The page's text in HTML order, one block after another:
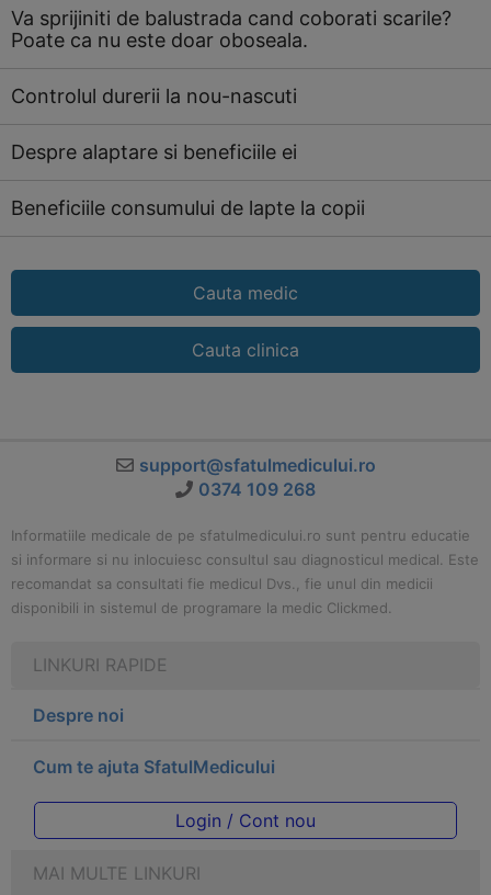
Va sprijiniti de balustrada cand coborati scarile?
Poate ca nu este doar oboseala.
Controlul durerii la nou-nascuti
Despre alaptare si beneficiile ei
Beneficiile consumului de lapte la copii
Cauta medic
Cauta clinica
support@sfatulmedicului.ro
0374 109 268
Informatiile medicale de pe sfatulmedicului.ro sunt pentru educatie
si informare si nu inlocuiesc consultul sau diagnosticul medical. Este
recomandat sa consultati fie medicul Dvs., fie unul din medicii
disponibili in sistemul de programare la medic Clickmed.
LINKURI RAPIDE
Despre noi
Cum te ajuta SfatulMedicului
Login / Cont nou
MAI MULTE LINKURI